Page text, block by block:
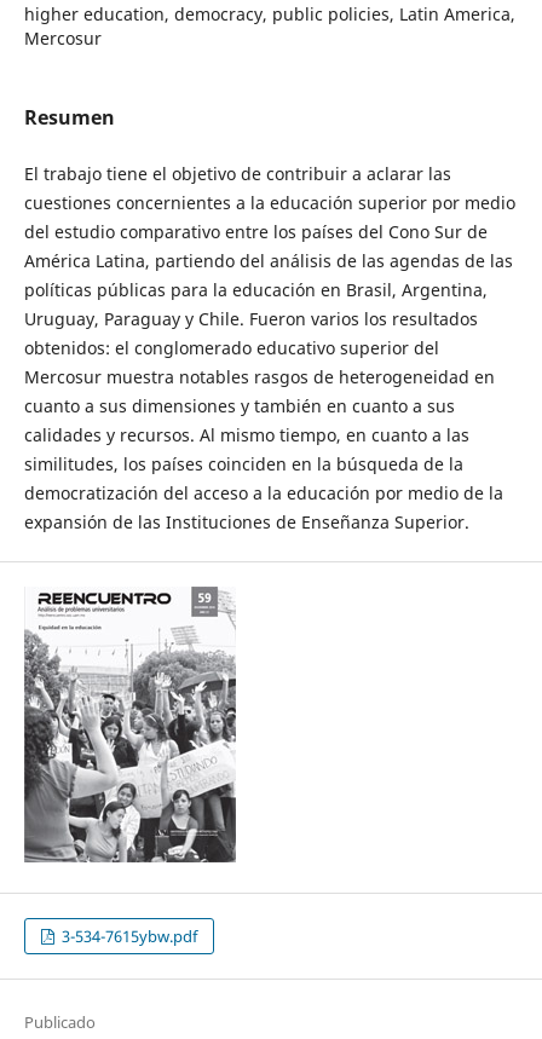
higher education, democracy, public policies, Latin America,
Mercosur
Resumen
El trabajo tiene el objetivo de contribuir a aclarar las
cuestiones concernientes a la educación superior por medio
del estudio comparativo entre los países del Cono Sur de
América Latina, partiendo del análisis de las agendas de las
políticas públicas para la educación en Brasil, Argentina,
Uruguay, Paraguay y Chile. Fueron varios los resultados
obtenidos: el conglomerado educativo superior del
Mercosur muestra notables rasgos de heterogeneidad en
cuanto a sus dimensiones y también en cuanto a sus
calidades y recursos. Al mismo tiempo, en cuanto a las
similitudes, los países coinciden en la búsqueda de la
democratización del acceso a la educación por medio de la
expansión de las Instituciones de Enseñanza Superior.
3-534-7615ybw.pdf
Publicado